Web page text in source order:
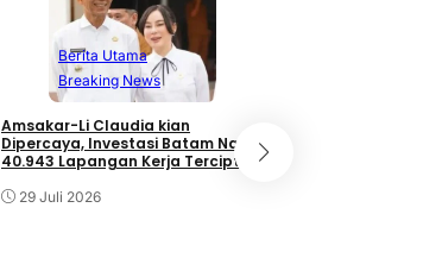
Berita Utama
Breaking News
Amsakar-Li Claudia kian
Dipercaya, Investasi Batam Naik,
40.943 Lapangan Kerja Tercipta
29 Juli 2026